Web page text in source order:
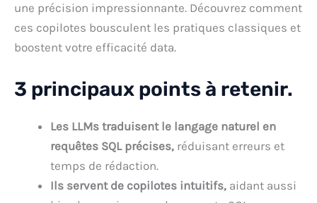
une précision impressionnante. Découvrez comment
ces copilotes bousculent les pratiques classiques et
boostent votre efficacité data.
3 principaux points à retenir.
Les LLMs traduisent le langage naturel en
requêtes SQL précises, réduisant erreurs et
temps de rédaction.
Ils servent de copilotes intuitifs, aidant aussi